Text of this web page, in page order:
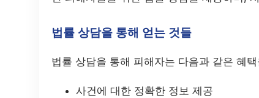
법률 상담을 통해 얻는 것들
법률 상담을 통해 피해자는 다음과 같은 혜
사건에 대한 정확한 정보 제공